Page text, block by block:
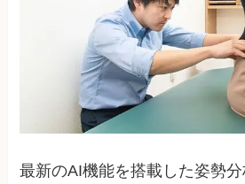
最新のAI機能を搭載した姿勢